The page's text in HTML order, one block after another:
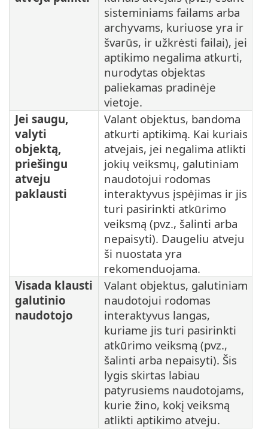
sisteminiams failams arba
archyvams, kuriuose yra ir
švarūs, ir užkrėsti failai), jei
aptikimo negalima atkurti,
nurodytas objektas
paliekamas pradinėje
vietoje.
Jei saugu,
valyti
objektą,
priešingu
atveju
paklausti
Valant objektus, bandoma
atkurti aptikimą. Kai kuriais
atvejais, jei negalima atlikti
jokių veiksmų, galutiniam
naudotojui rodomas
interaktyvus įspėjimas ir jis
turi pasirinkti atkūrimo
veiksmą (pvz., šalinti arba
nepaisyti). Daugeliu atveju
ši nuostata yra
rekomenduojama.
Visada klausti
galutinio
naudotojo
Valant objektus, galutiniam
naudotojui rodomas
interaktyvus langas,
kuriame jis turi pasirinkti
atkūrimo veiksmą (pvz.,
šalinti arba nepaisyti). Šis
lygis skirtas labiau
patyrusiems naudotojams,
kurie žino, kokį veiksmą
atlikti aptikimo atveju.